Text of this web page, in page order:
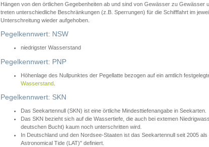
Hängen von den örtlichen Gegebenheiten ab und sind von Gewässer zu
treten unterschiedliche Beschränkungen (z.B. Sperrungen) für die Schifffahrt im
Unterschreitung wieder aufgehoben.
Pegelkennwert: NSW
niedrigster Wasserstand
Pegelkennwert: PNP
Höhenlage des Nullpunktes der Pegellatte bezogen auf ein amtlich
Wasserstand
Pegelkennwert: SKN
Das Seekartennull (SKN) ist eine örtliche Mindesttiefenangabe in Seekarten.
Das SKN bezieht sich auf die Wassertiefe, die auch bei extemen
deutschen Bucht) kaum noch unterschritten wird.
In Deutschland und den Nordsee-Staaten ist das Seekartennull seit 2005
Astronomical Tide (LAT)" definiert.